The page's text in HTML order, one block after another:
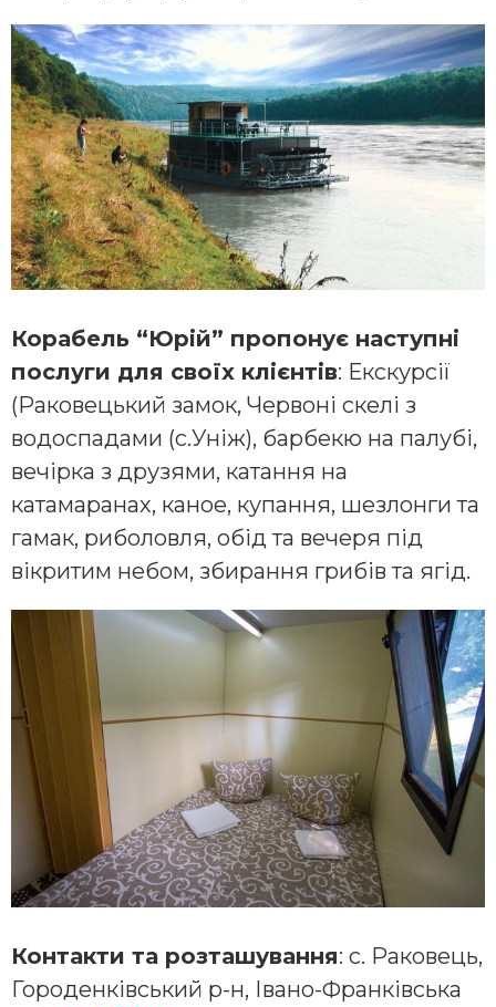
Корабель “Юрій” пропонує наступні
послуги для своїх клієнтів: Екскурсії
(Раковецький замок, Червоні скелі з
водоспадами (с.Уніж), барбекю на палубі,
вечірка з друзями, катання на
катамаранах, каное, купання, шезлонги та
гамак, риболовля, обід та вечеря під
вікритим небом, збирання грибів та ягід.
Контакти та розташування: с. Раковець,
Городенківський р-н, Івано-Франківська